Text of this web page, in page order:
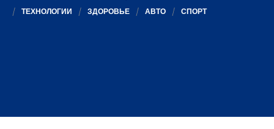
ТЕХНОЛОГИИ
ЗДОРОВЬЕ АВТО СПОРТ